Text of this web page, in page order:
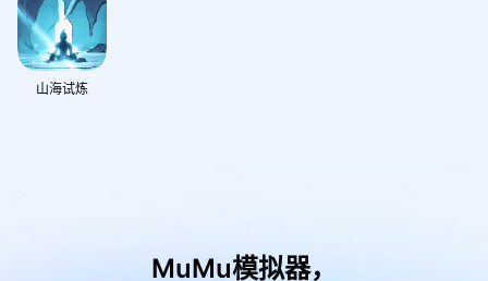
山海试炼
MuMu模拟器，